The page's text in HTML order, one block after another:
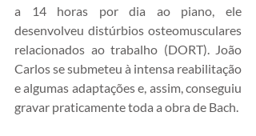
a 14 horas por dia ao piano, ele
desenvolveu distúrbios osteomusculares
relacionados ao trabalho (DORT). João
Carlos se submeteu à intensa reabilitação
e algumas adaptações e, assim, conseguiu
gravar praticamente toda a obra de Bach.